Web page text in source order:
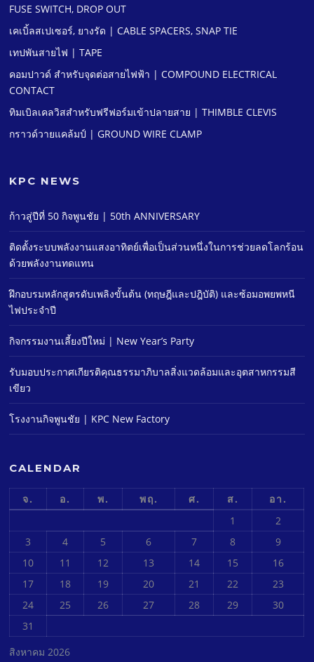
FUSE SWITCH, DROP OUT
เคเบิ้ลสเปเซอร์, ยางรัด | CABLE SPACERS, SNAP TIE
เทปพันสายไฟ | TAPE
คอมปาวด์ สําหรับจุดต่อสายไฟฟ้า | COMPOUND ELECTRICAL
CONTACT
ทิมเบิลเคลวิสสําหรับฟรีฟอร์มเข้าปลายสาย | THIMBLE CLEVIS
กราวด์วายแคล้มป์ | GROUND WIRE CLAMP
KPC NEWS
ก้าวสู่ปีที่ 50 กิจพูนชัย | 50th ANNIVERSARY
ติดตั้งระบบพลังงานแสงอาทิตย์เพื่อเป็นส่วนหนึ่งในการช่วยลดโลกร้อน
ด้วยพลังงานทดแทน
ฝึกอบรมหลักสูตรดับเพลิงขั้นต้น (ทฤษฎีและปฎิบัติ) และซ้อมอพยพหนี
ไฟประจําปี
กิจกรรมงานเลี้ยงปีใหม่ | New Year’s Party
รับมอบประกาศเกียรติคุณธรรมาภิบาลสิ่งแวดล้อมและอุตสาหกรรมสี
เขียว
โรงงานกิจพูนชัย | KPC New Factory
CALENDAR
สิงหาคม 2026
จ. อ. พ. พฤ. ศ. ส.
อา.
1
2
3
4 5 6 7 8
9
10
11 12 13 14 15
16
17
18 19 20 21 22
23
24
25 26 27 28 29
30
31